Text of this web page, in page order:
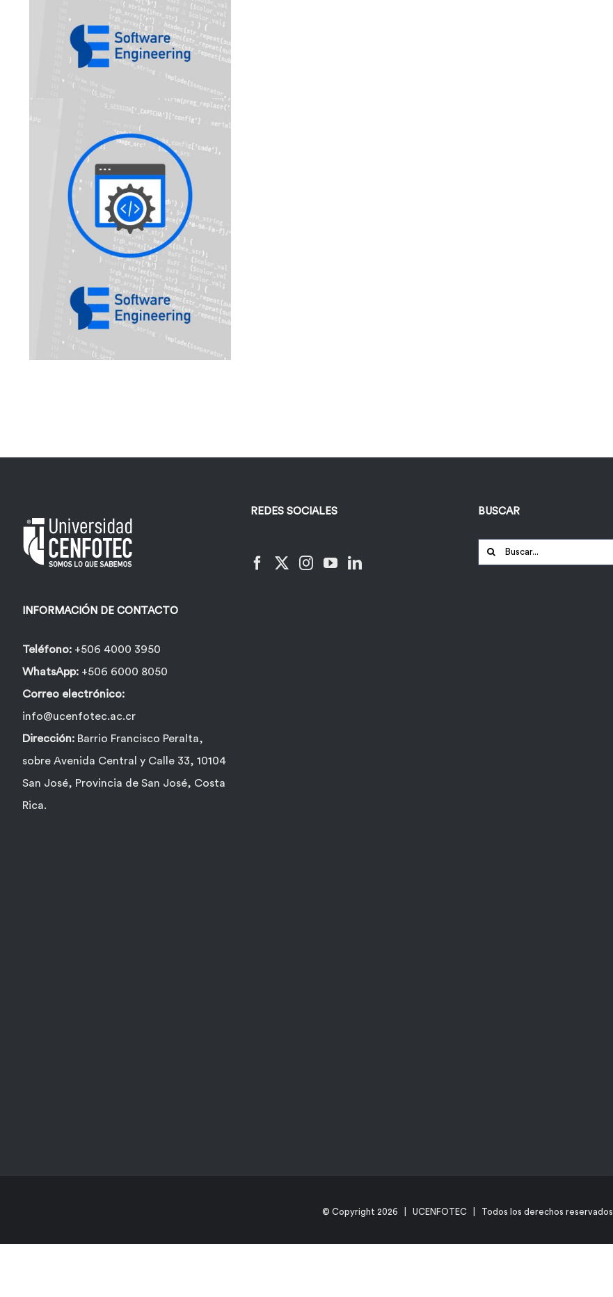
INFORMACIÓN DE CONTACTO
Teléfono: +506 4000 3950
WhatsApp: +506 6000 8050
Correo electrónico:
info@ucenfotec.ac.cr
Dirección: Barrio Francisco Peralta,
sobre Avenida Central y Calle 33, 10104
San José, Provincia de San José, Costa
Rica.
REDES SOCIALES BUSCAR
Buscar:
© Copyright 2026 | UCENFOTEC | Todos los derechos reservados